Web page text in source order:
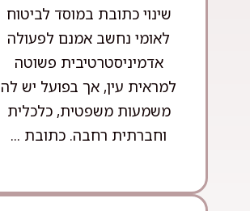
שינוי כתובת במוסד לביטוח
לאומי נחשב אמנם לפעולה
אדמיניסטרטיבית פשוטה
למראית עין, אך בפועל יש לה
משמעות משפטית, כלכלית
וחברתית רחבה. כתובת ...